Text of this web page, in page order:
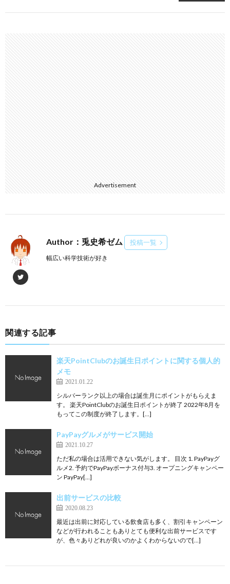
Advertisement
Author：兎史希ゼム 投稿一覧
幅広い科学技術が好き
関連する記事
楽天PointClubのお誕生日ポイントに関する個人的
メモ
2021.01.22
シルバーランク以上の場合は誕生月にポイントがもらえま
す。 楽天PointClubのお誕生日ポイントが終了 2022年8月を
もってこの制度が終了します。[…]
PayPayグルメがサービス開始
2021.10.27
ただ私の場合は活用できない気がします。 目次 1. PayPayグ
ルメ2. 予約でPayPayボーナス付与3. オープニングキャンペー
ン PayPay[…]
出前サービスの比較
2020.08.23
最近は出前に対応している飲食店も多く、割引キャンペーン
などが行われることもありとても便利な出前サービスです
が、色々ありどれが良いのかよくわからないので[…]